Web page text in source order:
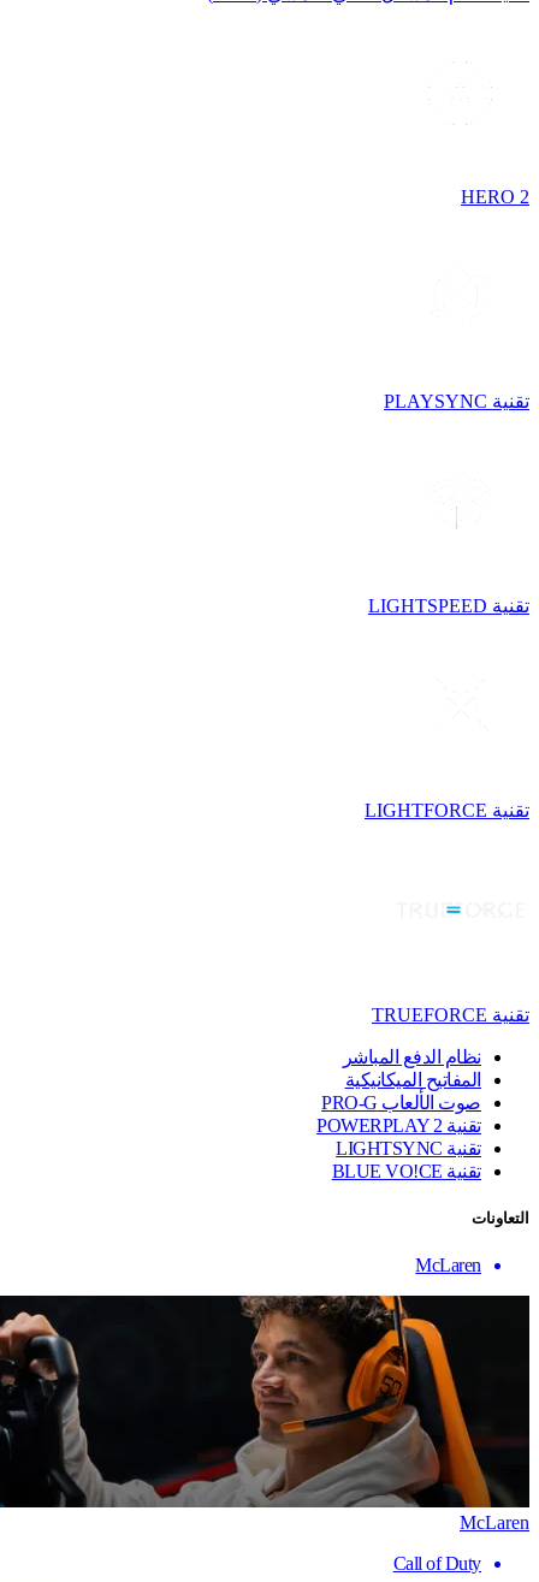
HERO 2
تقنية PLAYSYNC
تقنية LIGHTSPEED
تقنية LIGHTFORCE
تقنية TRUEFORCE
نظام الدفع المباشر
المفاتيح الميكانيكية
صوت الألعاب PRO-G
تقنية ‏POWERPLAY 2
تقنية LIGHTSYNC
تقنية BLUE VO!CE
التعاونات
McLaren
McLaren
Call of Duty